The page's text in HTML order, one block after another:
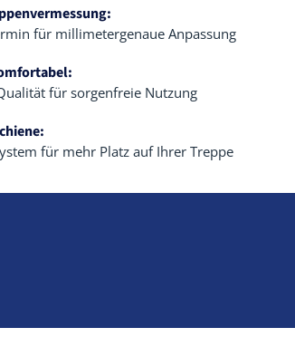
für millimetergenaue Anpassung
für sorgenfreie Nutzung
für mehr Platz auf Ihrer Treppe